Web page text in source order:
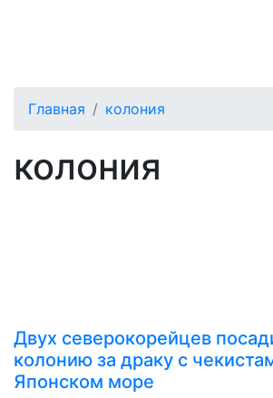
Главная колония
колония
Двух северокорейцев
колонию за драку с
Японском море